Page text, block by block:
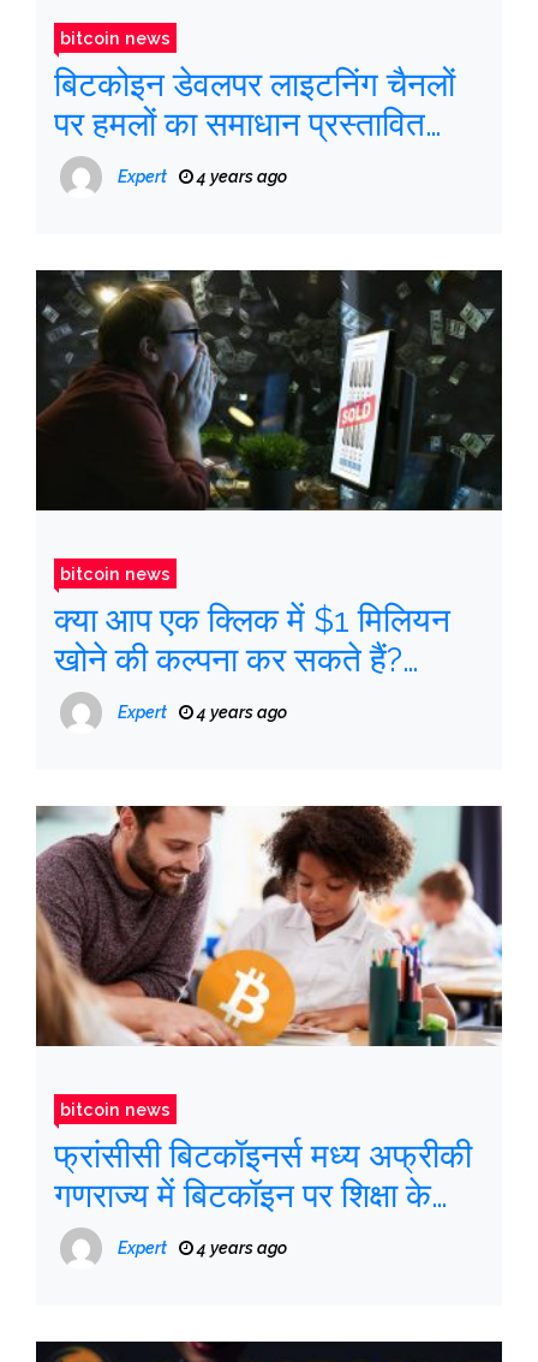
bitcoin news
बिटकोइन डेवलपर लाइटनिंग चैनलों
पर हमलों का समाधान प्रस्तावित
करता है
Expert 4 years ago
bitcoin news
क्या आप एक क्लिक में $1 मिलियन
खोने की कल्पना कर सकते हैं?
एथेरियम एनएफटी सेकंड में रेत में
बदल जाता है
Expert 4 years ago
bitcoin news
फ्रांसीसी बिटकॉइनर्स मध्य अफ्रीकी
गणराज्य में बिटकॉइन पर शिक्षा के
साथ पहुंचे
Expert 4 years ago